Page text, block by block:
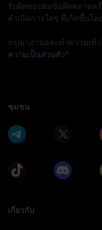
รับผิดชอบต่อข้อผิดพลาดห
ดำเนินการใดๆ ที่เกิดขึ้นโด
กรุณาอ่านและทำความเข้า
ความเป็นส่วนตัว"
ชุมชน
เกี่ยวกับ